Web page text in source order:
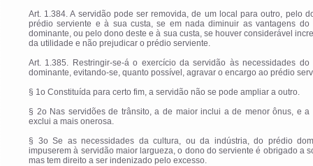
Art. 1.384. A servidão pode ser removida, de um local para outro, pelo
prédio serviente e à sua custa, se em nada diminuir as vantagens do
dominante, ou pelo dono deste e à sua custa, se houver considerável
da utilidade e não prejudicar o prédio serviente.
Art. 1.385. Restringir-se-á o exercício da servidão às necessidades do
dominante, evitando-se, quanto possível, agravar o encargo ao prédio
§ 1o Constituída para certo fim, a servidão não se pode ampliar a outro.
§ 2o Nas servidões de trânsito, a de maior inclui a de menor ônus, e a
exclui a mais onerosa.
§ 3o Se as necessidades da cultura, ou da indústria, do prédio
impuserem à servidão maior largueza, o dono do serviente é obrigado a
mas tem direito a ser indenizado pelo excesso.